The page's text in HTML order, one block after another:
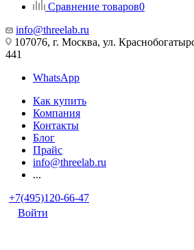
Сравнение товаров0
info@threelab.ru
107076, г. Москва, ул.
441
WhatsApp
Как купить
Компания
Контакты
Блог
Прайс
info@threelab.ru
...
+7(495)120-66-47
Войти